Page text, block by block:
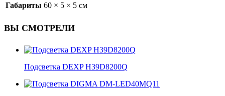
Габариты 60 × 5 × 5 см
ВЫ СМОТРЕЛИ
Подсветка DEXP H39D8200Q